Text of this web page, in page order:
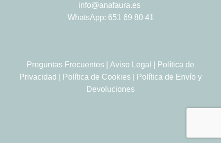
info@anafaura.es
WhatsApp: 651 69 80 41
Preguntas Frecuentes Aviso Legal
Política de
Privacidad
Política de Cookies
Política de Envío y
Devoluciones